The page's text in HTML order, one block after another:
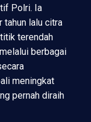
Polri. Ia
tahun lalu citra
terendah
berbagai
meningkat
pernah diraih